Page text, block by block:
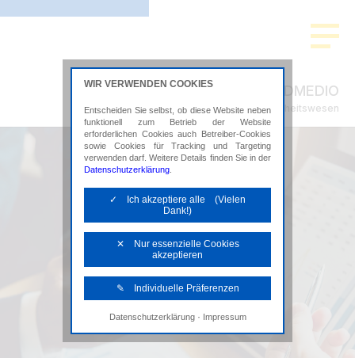
ADMEDIO
Steuerberatung im Gesundheitswesen
WIR VERWENDEN COOKIES
Entscheiden Sie selbst, ob diese Website neben
funktionell zum Betrieb der Website
erforderlichen Cookies auch Betreiber-Cookies
sowie Cookies für Tracking und Targeting
verwenden darf. Weitere Details finden Sie in der
Datenschutzerklärung
✓ Ich akzeptiere alle (Vielen
Dank!)
✕ Nur essenzielle Cookies
akzeptieren
✎ Individuelle Präferenzen
Notwendige Cookies
Diese Cookies sind erforderlich, um die
Datenschutzerklärung· Impressum